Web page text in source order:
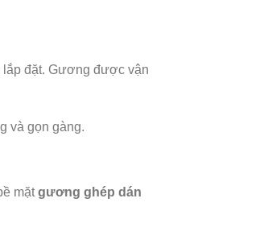
đặt. Gương được vận
và gọn gàng.
mặtgương ghép dán